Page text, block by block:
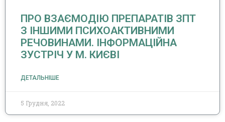
ПРО ВЗАЄМОДІЮ ПРЕПАРАТІВ ЗПТ
З ІНШИМИ ПСИХОАКТИВНИМИ
РЕЧОВИНАМИ. ІНФОРМАЦІЙНА
ЗУСТРІЧ У М. КИЄВІ
ДЕТАЛЬНІШЕ
5 Грудня, 2022